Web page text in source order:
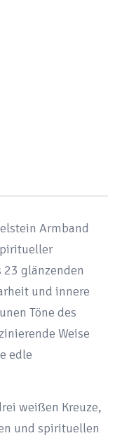
Armband
23 glänzenden
und innere
Töne des
Weise
edle
weißen Kreuze,
und spirituellen